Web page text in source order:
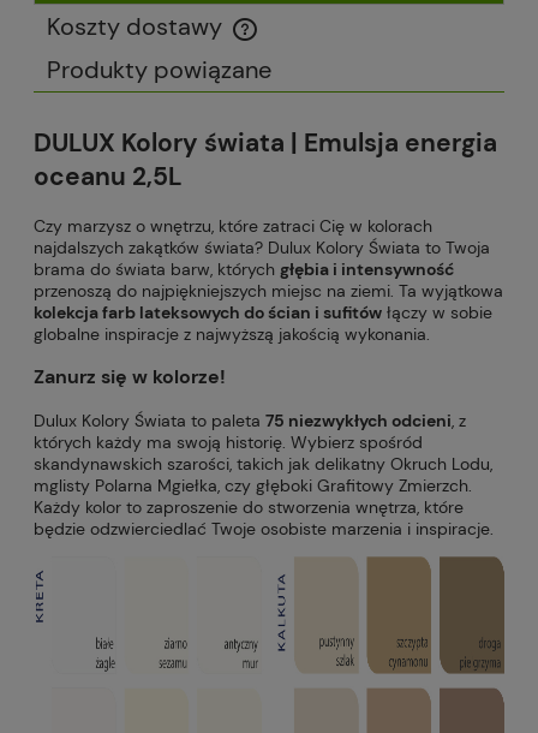
Koszty dostawy
Cena nie zawiera ewentualnych kosztów płatności
Produkty powiązane
DULUX Kolory świata | Emulsja energia
oceanu 2,5L
Czy marzysz o wnętrzu, które zatraci Cię w kolorach
najdalszych zakątków świata? Dulux Kolory Świata to Twoja
brama do świata barw, których głębia i intensywność
przenoszą do najpiękniejszych miejsc na ziemi. Ta wyjątkowa
kolekcja farb lateksowych do ścian i sufitów łączy w sobie
globalne inspiracje z najwyższą jakością wykonania.
Zanurz się w kolorze!
Dulux Kolory Świata to paleta 75 niezwykłych odcieni , z
których każdy ma swoją historię. Wybierz spośród
skandynawskich szarości, takich jak delikatny Okruch Lodu,
mglisty Polarna Mgiełka, czy głęboki Grafitowy Zmierzch.
Każdy kolor to zaproszenie do stworzenia wnętrza, które
będzie odzwierciedlać Twoje osobiste marzenia i inspiracje.